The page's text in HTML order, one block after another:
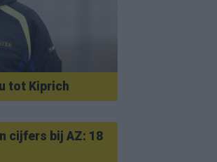
tot Kiprich
cijfers bij AZ: 18